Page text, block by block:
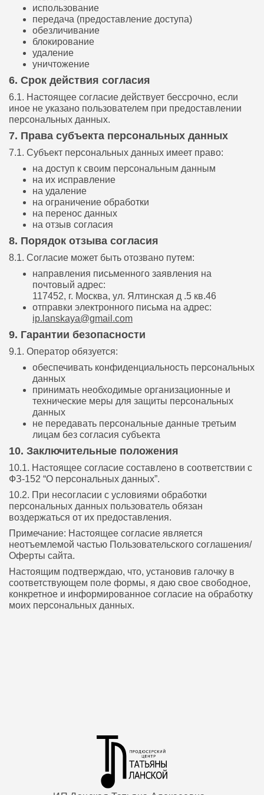
использование
передача (предоставление доступа)
обезличивание
блокирование
удаление
уничтожение
6. Срок действия согласия
6.1. Настоящее согласие действует бессрочно, если
иное не указано пользователем при предоставлении
персональных данных.
7. Права субъекта персональных данных
7.1. Субъект персональных данных имеет право:
на доступ к своим персональным данным
на их исправление
на удаление
на ограничение обработки
на перенос данных
на отзыв согласия
8. Порядок отзыва согласия
8.1. Согласие может быть отозвано путем:
направления письменного заявления на
почтовый адрес:
117452, г. Москва, ул. Ялтинская д .5 кв.46
отправки электронного письма на адрес:
ip.lanskaya@gmail.com
9. Гарантии безопасности
9.1. Оператор обязуется:
обеспечивать конфиденциальность персональных
данных
принимать необходимые организационные и
технические меры для защиты персональных
данных
не передавать персональные данные третьим
лицам без согласия субъекта
10. Заключительные положения
10.1. Настоящее согласие составлено в соответствии с
ФЗ-152 “О персональных данных”.
10.2. При несогласии с условиями обработки
персональных данных пользователь обязан
воздержаться от их предоставления.
Примечание: Настоящее согласие является
неотъемлемой частью Пользовательского соглашения/
Оферты сайта.
Настоящим подтверждаю, что, установив галочку в
соответствующем поле формы, я даю свое свободное,
конкретное и информированное согласие на обработку
моих персональных данных.